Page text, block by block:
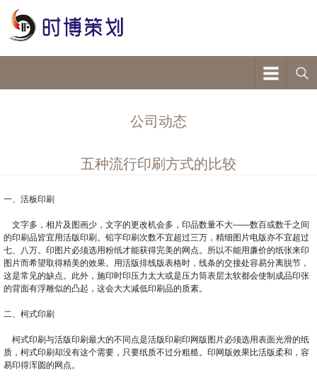
公司动态
五种流行印刷方式的比较
一、活板印刷
文字多，相片及图画少，文字的更改机会多，印品数量不大——数百或数千之间
的印刷品皆宜用活版印刷。铅字印刷次数不宜超过三万，精细图片电版亦不宜超过
七、八万。印图片必须选用粉纸才能获得完美的网点。所以不能用廉价的纸张来印
图片而希望取得精美的效果。用活版排线版表格时，线条的交接处容易分离脱节，
这是常见的缺点。此外，施印时印压力太大或是压力筒表层太软都会使制成品印张
的背面有浮雕似的凸起，这会大大减低印刷品的质素。
二、柯式印刷
柯式印刷与活版印刷最大的不同点是活版印刷印网版图片必须选用表面光滑的纸
质，柯式印刷却没有这个需要，只要纸质不过分粗糙。印网版效果比活版柔和，容
易印得浑圆的网点。